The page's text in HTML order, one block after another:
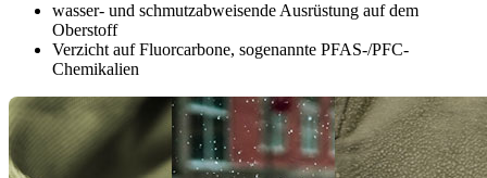
wasser- und schmutzabweisende Ausrüstung auf dem
Oberstoff
Verzicht auf Fluorcarbone, sogenannte PFAS-/PFC-
Chemikalien